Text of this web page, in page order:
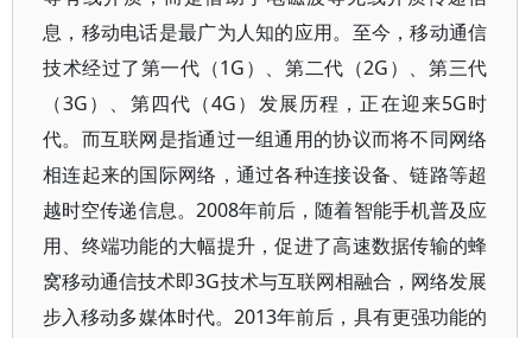
息，移动电话是最广为人知的应用。至今，移动通信
技术经过了第一代（1G）、第二代（2G）、第三代
（3G）、第四代（4G）发展历程，正在迎来5G时
代。而互联网是指通过一组通用的协议而将不同网络
相连起来的国际网络，通过各种连接设备、链路等超
越时空传递信息。2008年前后，随着智能手机普及应
用、终端功能的大幅提升，促进了高速数据传输的蜂
窝移动通信技术即3G技术与互联网相融合，网络发展
步入移动多媒体时代。2013年前后，具有更强功能的